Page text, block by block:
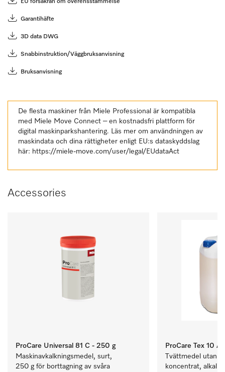
EU försäkran om överensstämmelse
Garantihäfte
3D data DWG
Snabbinstruktion/Väggbruksanvisning
Bruksanvisning
De flesta maskiner från Miele Professional är kompatibla
med Miele Move Connect – en kostnadsfri plattform för
digital maskinparkshantering. Läs mer om användningen av
maskindata och dina rättigheter enligt EU:s dataskyddslag
här: https://miele-move.com/user/legal/EUdataAct
Accessories
ProCare Universal 81 C - 250 g
Maskinavkalkningsmedel, surt,
250 g för borttagning av svåra
ProCare Tex 10 A
Tvättmedel utan
koncentrat,